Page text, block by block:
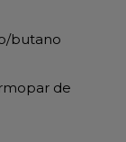
butano
de